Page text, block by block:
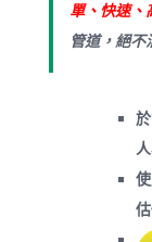
單、快速、
管道，絕不